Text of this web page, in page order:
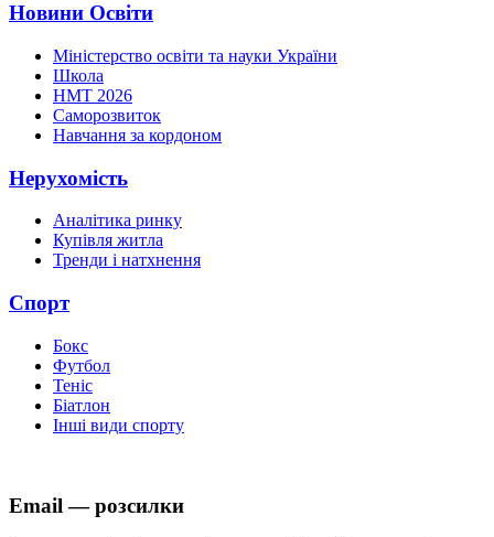
Новини Освіти
Міністерство освіти та науки України
Школа
НМТ 2026
Саморозвиток
Навчання за кордоном
Нерухомість
Аналітика ринку
Купівля житла
Тренди і натхнення
Спорт
Бокс
Футбол
Теніс
Біатлон
Інші види спорту
Email — розсилки